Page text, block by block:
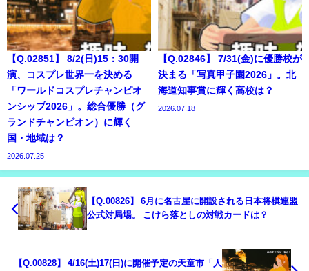
【Q.02851】 8/2(日)15：30開
演、コスプレ世界一を決める
「ワールドコスプレチャンピオ
ンシップ2026」。総合優勝（グ
ランドチャンピオン）に輝く
国・地域は？
2026.07.25
【Q.02846】 7/31(金)に優勝校が
決まる「写真甲子園2026」。北
海道知事賞に輝く高校は？
2026.07.18
【Q.00826】 6月に名古屋に開設される日本将棋連盟
公式対局場。 こけら落としの対戦カードは？
【Q.00828】 4/16(土)17(日)に開催予定の天童市「人